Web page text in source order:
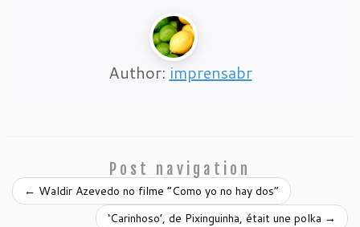
Author: imprensabr
Post navigation
← Waldir Azevedo no filme “Como yo no hay dos”
‘Carinhoso’, de Pixinguinha, était une polka →